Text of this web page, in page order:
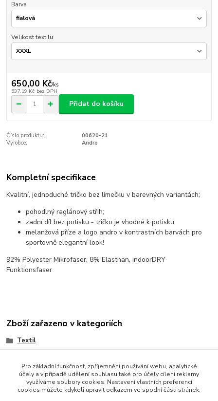
Barva
Velikost textilu
650,00 Kč/ks
537,19 Kč bez DPH
Přidat do košíku
Číslo produktu:
00620-21
Výrobce:
Andro
Kompletní specifikace
Kvalitní, jednoduché tričko bez límečku v barevných variantách;
pohodlný raglánový střih;
zadní díl bez potisku - tričko je vhodné k potisku;
melanžová příze a logo andro v kontrastních barvách pro
sportovně elegantní look!
92% Polyester Mikrofaser, 8% Elasthan, indoorDRY
Funktionsfaser
Zboží zařazeno v kategoriích
Textil
Pro základní funkčnost, zpříjemnění používání webu, analytické
účely a v případě udělení souhlasu také pro účely cílení reklamy
využíváme soubory cookies. Nastavení vlastních preferencí
cookies můžete kdykoli upravit odkazem ve spodní části stránek.